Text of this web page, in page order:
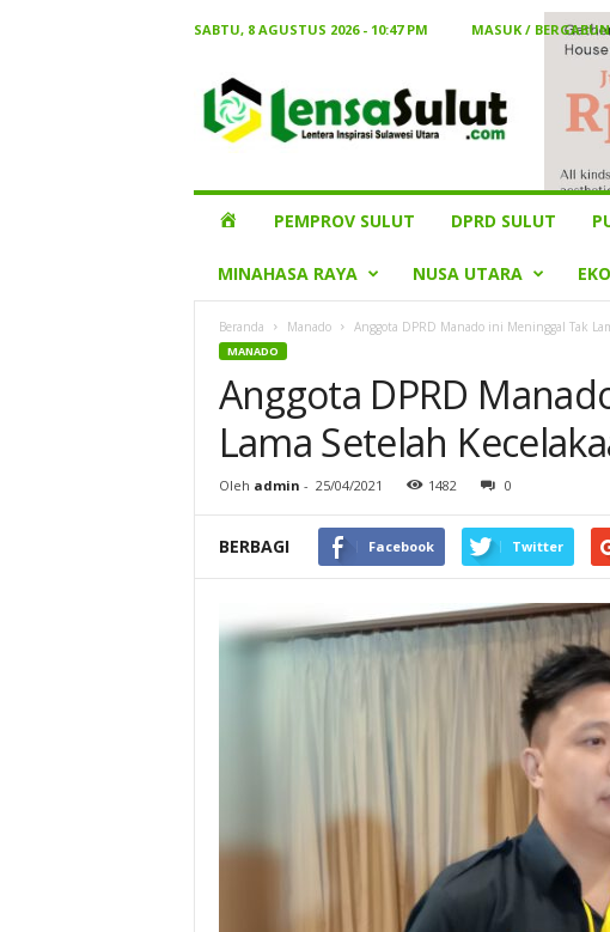
SABTU, 8 AGUSTUS 2026 - 10:47 PM
MASUK /
Sulut
HOMEPEMPROV SULUT DPRD SULUT
MINAHASA RAYA NUSA UTARA
Beranda Manado Anggota DPRD Manado ini Meninggal Tak
MANADO
Anggota DPRD
Lama Setelah
Oleh admin - 25/04/2021 1482 0
BERBAGI Facebook Twitter